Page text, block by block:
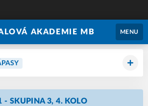
AKADEMIE MB MENU
- SKUPINA 3, 4. KOLO